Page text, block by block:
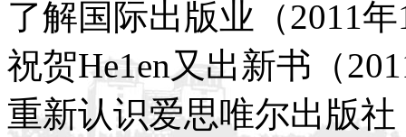
了解国际出版业（2011
祝贺He1en又出新书（
重新认识爱思唯尔出版社